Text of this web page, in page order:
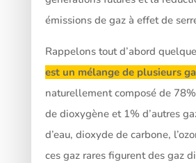
émissions de gaz à effet de
Rappelons tout d’abord
est un mélange de plusieurs
naturellement composé de
de dioxygène et 1% d’autres
d’eau, dioxyde de carbone,
ces gaz rares figurent des gaz